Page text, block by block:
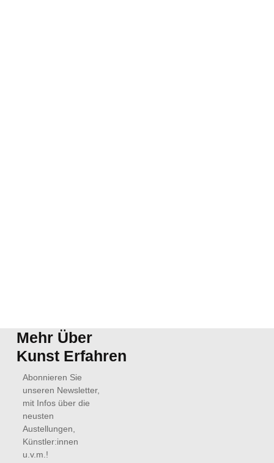
Mehr Über
Kunst Erfahren
Abonnieren Sie
unseren Newsletter,
mit Infos über die
neusten
Austellungen,
Künstler:innen
u.v.m.!